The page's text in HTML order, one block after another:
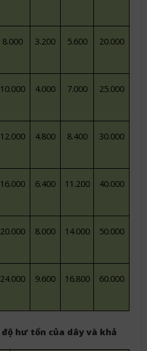
8.000 3.200 5.600 20.000
10.000 4.000 7.000 25.000
12.000 4.800 8.400 30.000
16.000 6.400 11.200 40.000
20.000 8.000 14.000 50.000
24.000 9.600 16.800 60.000
độ hư tổn của dây và khả